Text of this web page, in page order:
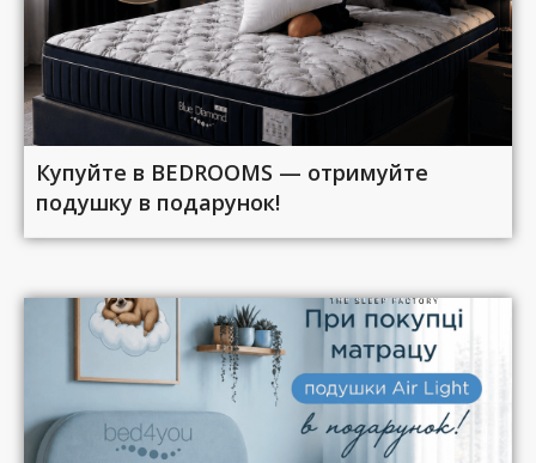
Купуйте в BEDROOMS — отримуйте
подушку в подарунок!